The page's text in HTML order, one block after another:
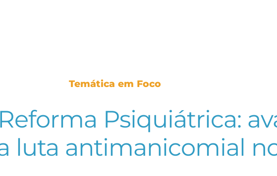
Temática em Foco
Psiquiátrica:
luta antimanicomial